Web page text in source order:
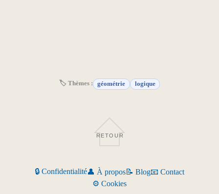
🏷 Thèmes : géométrie logique
RETOUR
🔒 Confidentialité👤 À propos📝 Blog📧 Contact
⚙️ Cookies